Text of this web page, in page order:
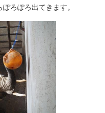
ろぽろ出てきます。